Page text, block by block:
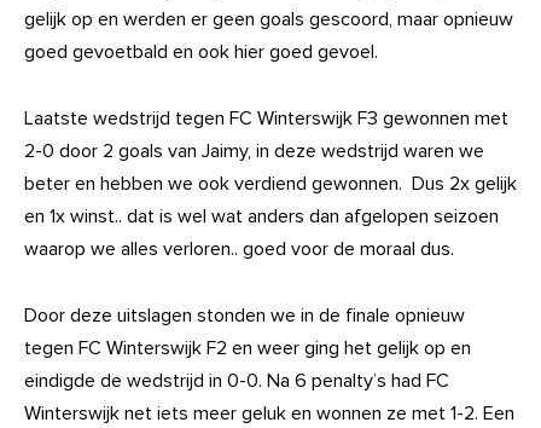
gelijk op en werden er geen goals gescoord, maar opnieuw
goed gevoetbald en ook hier goed gevoel.
Laatste wedstrijd tegen FC Winterswijk F3 gewonnen met
2-0 door 2 goals van Jaimy, in deze wedstrijd waren we
beter en hebben we ook verdiend gewonnen. Dus 2x gelijk
en 1x winst.. dat is wel wat anders dan afgelopen seizoen
waarop we alles verloren.. goed voor de moraal dus.
Door deze uitslagen stonden we in de finale opnieuw
tegen FC Winterswijk F2 en weer ging het gelijk op en
eindigde de wedstrijd in 0-0. Na 6 penalty’s had FC
Winterswijk net iets meer geluk en wonnen ze met 1-2. Een